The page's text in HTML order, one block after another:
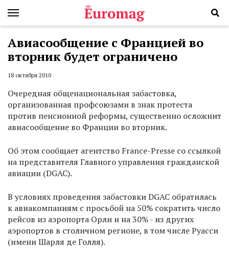
Авиасообщение с Францией во
вторник будет ограничено
18 октября 2010
Очередная общенациональная забастовка,
организованная профсоюзами в знак протеста
против пенсионной реформы, существенно осложнит
авиасообщение во Франции во вторник.
Об этом сообщает агентство France-Presse со ссылкой
на представителя Главного управления гражданской
авиации (DGAC).
В условиях проведения забастовки DGAC обратилась
к авиакомпаниям с просьбой на 50% сократить число
рейсов из аэропорта Орли и на 30% - из других
аэропортов в столичном регионе, в том числе Руасси
(имени Шарля де Голля).